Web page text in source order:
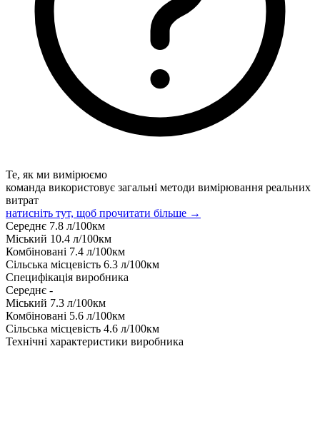
Те, як ми вимірюємо
команда використовує загальні методи вимірювання реальних
витрат
натисніть тут, щоб прочитати більше →
Середнє 7.8 л/100км
Міський 10.4 л/100км
Комбіновані 7.4 л/100км
Сільська місцевість 6.3 л/100км
Специфікація виробника
Середнє -
Міський 7.3 л/100км
Комбіновані 5.6 л/100км
Сільська місцевість 4.6 л/100км
Технічні характеристики виробника